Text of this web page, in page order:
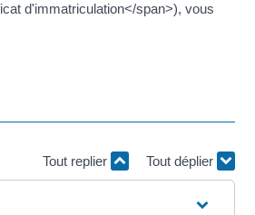
d'immatriculation</span>), vous
Tout replier Tout déplier